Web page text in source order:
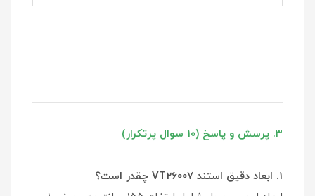
۳. پرسش و پاسخ (۱۰ سوال پرتکرار)
۱. ابعاد دقیق استند VT26007 چقدر است؟